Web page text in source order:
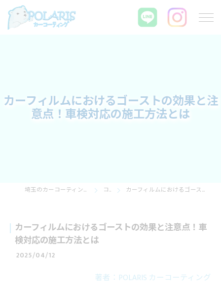
カーフィルムにおけるゴーストの効果と注
意点！車検対応の施工方法とは
埼玉のカーコーティングならPOLARIS カーコーティング コラム カーフィルムにおけるゴーストの効果と注意点！車検対応の施工方法とは
カーフィルムにおけるゴーストの効果と注意点！車
検対応の施工方法とは
2025/04/12
著者：POLARIS カーコーティング